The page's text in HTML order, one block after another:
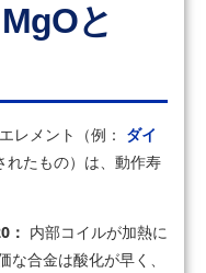
と
レメント（例： ダイ
れたもの）は、動作寿
： 内部コイルが加熱に
合金は酸化が早く、